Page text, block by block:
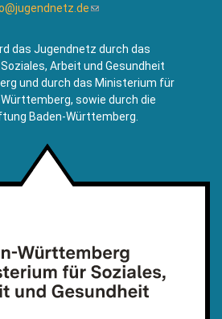
(Link
Mail)
das Jugendnetz durch das
Arbeit und Gesundheit
und durch das Ministerium für
sowie durch die
Baden-Württemberg.